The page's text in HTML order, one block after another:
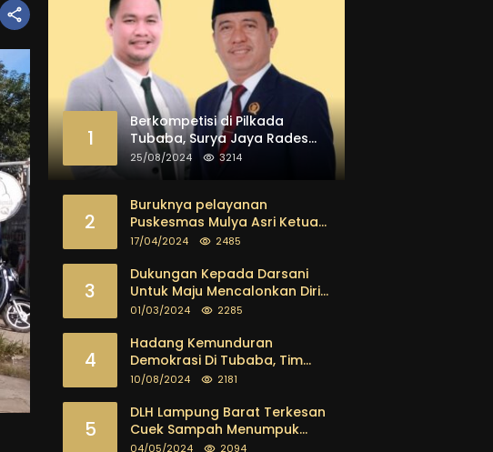
1
Berkompetisi di Pilkada
Tubaba, Surya Jaya Rades
dan Paisol Dipastikan Maju
25/08/2024 3214
2
Buruknya pelayanan
Puskesmas Mulya Asri Ketua
FKPK Mendesak Kadis Dinkes
Tegas
17/04/2024 2485
3
Dukungan Kepada Darsani
Untuk Maju Mencalonkan Diri
sebagai Calon Bupati
Dari Kalangan Pemuda
sampai dengan tokoh
masyarakat
01/03/2024 2285
4
Hadang Kemunduran
Demokrasi Di Tubaba, Tim
Pemenangan Kotak Kosong
10/08/2024 2181
5
DLH Lampung Barat Terkesan
Cuek Sampah Menumpuk
Tebarkan Bau Busuk
04/05/2024 2094